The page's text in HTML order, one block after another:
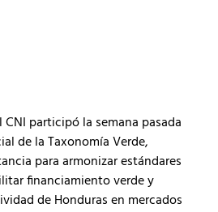
participó la semana pasada
de la Taxonomía Verde,
para armonizar estándares
financiamiento verde y
de Honduras en mercados